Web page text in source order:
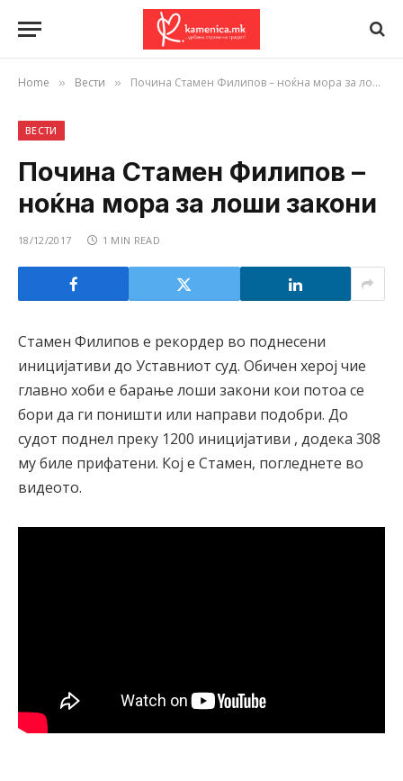
Home » Вести » Почина Стамен Филипов – ноќна мора за лоши закони
ВЕСТИ
Почина Стамен Филипов –
ноќна мора за лоши закони
18/12/2017 1 MIN READ
Стамен Филипов e рекордер во поднесени
иницијативи до Уставниот суд. Обичен херој чие
главно хоби е барање лоши закони кои потоа се
бори да ги поништи или направи подобри. До
судот поднел преку 1200 иницијативи , додека 308
му биле прифатени. Кој е Стамен, погледнете во
видеото.